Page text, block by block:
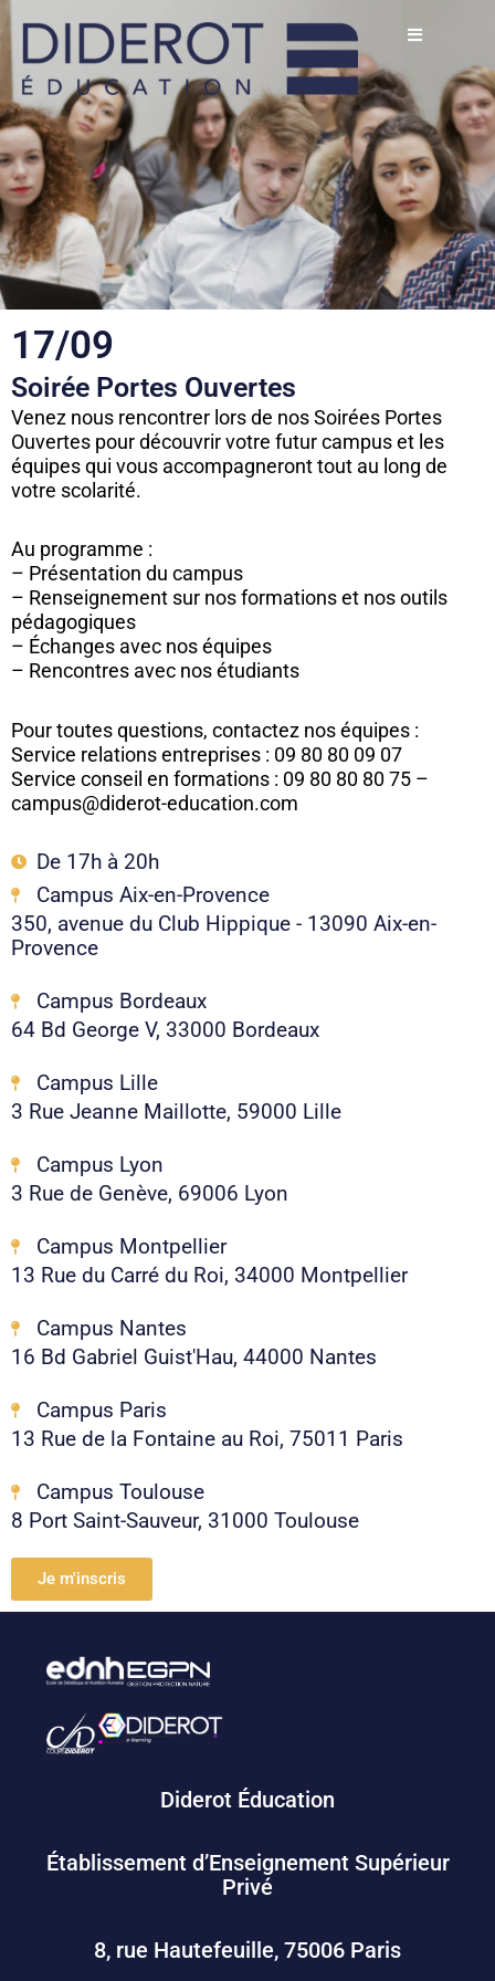
au
contenu
17/09
Soirée Portes Ouvertes
Venez nous rencontrer lors de nos Soirées Portes
Ouvertes pour découvrir votre futur campus et les
équipes qui vous accompagneront tout au long de
votre scolarité.
Au programme :
– Présentation du campus
– Renseignement sur nos formations et nos outils
pédagogiques
– Échanges avec nos équipes
– Rencontres avec nos étudiants
Pour toutes questions, contactez nos équipes :
Service relations entreprises : 09 80 80 09 07
Service conseil en formations : 09 80 80 80 75 –
campus@diderot-education.com
De 17h à 20h
Campus Aix-en-Provence
350, avenue du Club Hippique - 13090 Aix-en-
Provence
Campus Bordeaux
64 Bd George V, 33000 Bordeaux
Campus Lille
3 Rue Jeanne Maillotte, 59000 Lille
Campus Lyon
3 Rue de Genève, 69006 Lyon
Campus Montpellier
13 Rue du Carré du Roi, 34000 Montpellier
Campus Nantes
16 Bd Gabriel Guist'Hau, 44000 Nantes
Campus Paris
13 Rue de la Fontaine au Roi, 75011 Paris
Campus Toulouse
8 Port Saint-Sauveur, 31000 Toulouse
Je m'inscris
Diderot Éducation
Établissement d’Enseignement Supérieur
Privé
8, rue Hautefeuille, 75006 Paris